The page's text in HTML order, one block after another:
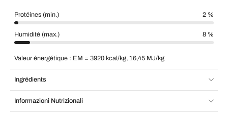
Protéines (min.) 2 %
Humidité (max.) 8 %
Valeur énergétique : EM = 3920 kcal/kg, 16,45 MJ/kg
Ingrédients
Informazioni Nutrizionali